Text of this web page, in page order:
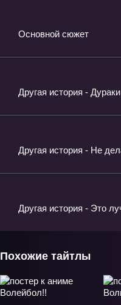
Основной сюжет
Другая история -
Другая история - Не
Другая история - Это
Похожие тайтлы